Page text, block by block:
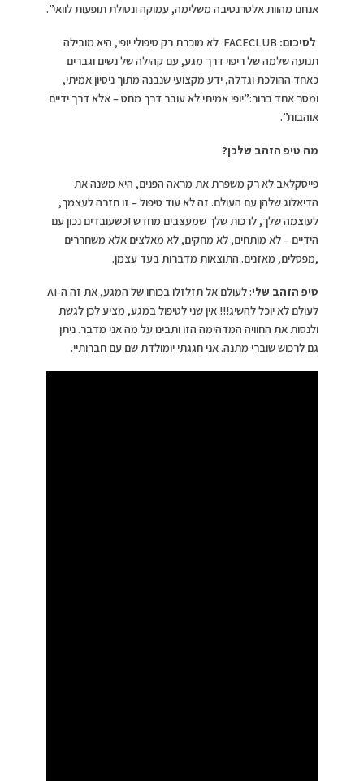
אנחנו מהוות אלטרנטיבה משלימה, עמוקה ונטולת תופעות לוואי”.
לסיכום:
FACECLUB לא מוכרת רק טיפולי יופי, היא מובילה
תנועה שלמה של ריפוי דרך מגע, עם קהילה של נשים וגברים
כאחד ההולכת וגדלה, ידע מקצועי שנבנה מתוך ניסיון אמיתי,
ומסר אחד ברור:”יופי אמיתי לא עובר דרך מחט – אלא דרך ידיים
אוהבות”.
מה טיפ הזהב שלכן?
פייסקלאב לא רק משפרת את מראה הפנים, היא משנה את
הדיאלוג שלהן עם העולם. זה לא עוד טיפול – זו חזרה לעצמך,
לעוצמה שלך, לרכות שלך שמעצבים מחדש !כשעובדים נכון עם
הידיים – לא מותחים, לא מחקים, לא מאלצים אלא משחררים
,מפסלים, מאזנים. התוצאות מדברות בעד עצמן.
טיפ הזהב שלי
: לעולם אל תזלזלו בכוחו של המגע, את זה ה-AI
לעולם לא יוכל להשיג!!! אין שני לטיפול במגע, מציע לכן לגשת
ולנסות את החוויה המדהימה הזו ותבינו על מה אני מדבר. ניתן
גם לרכוש שוברי מתנה. אני חגגתי יומולדת שם עם חברותיי.